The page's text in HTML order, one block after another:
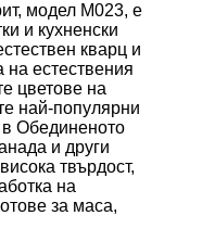
модел M023, е
и кухненски
кварц и
на естествения
цветове на
най-популярни
Обединеното
и други
твърдост,
на
за маса,